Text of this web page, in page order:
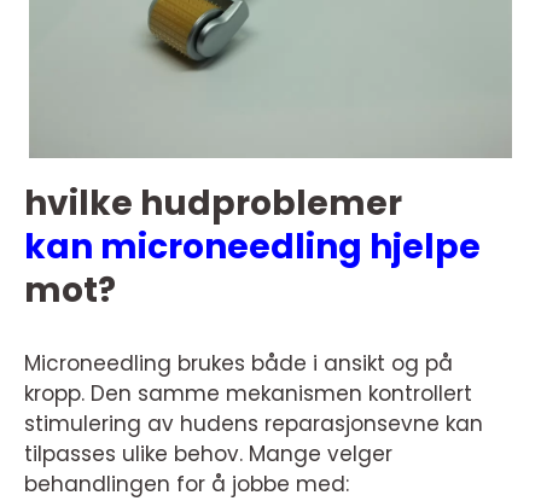
hvilke hudproblemer
kan microneedling hjelpe
mot?
Microneedling brukes både i ansikt og på
kropp. Den samme mekanismen kontrollert
stimulering av hudens reparasjonsevne kan
tilpasses ulike behov. Mange velger
behandlingen for å jobbe med: